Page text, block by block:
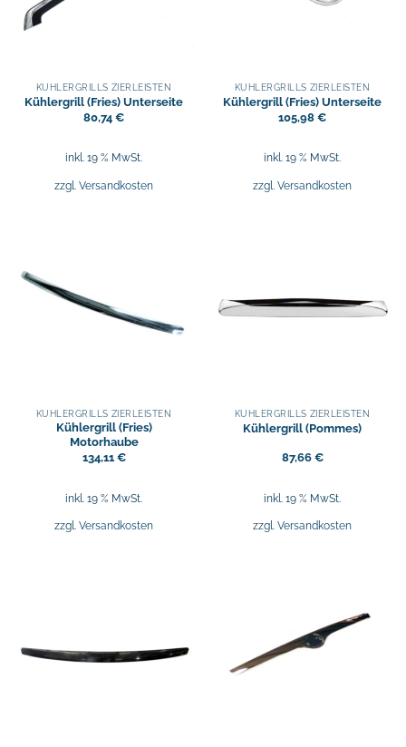
KÜHLERGRILLS ZIERLEISTEN
Kühlergrill (Fries) Unterseite
80,74 €
inkl. 19 % MwSt.
zzgl. Versandkosten
KÜHLERGRILLS ZIERLEISTEN
Kühlergrill (Fries) Unterseite
105,98 €
inkl. 19 % MwSt.
zzgl. Versandkosten
KÜHLERGRILLS ZIERLEISTEN
Kühlergrill (Fries)
Motorhaube
134,11€
inkl. 19 % MwSt.
zzgl. Versandkosten
KÜHLERGRILLS ZIERLEISTEN
Kühlergrill (Pommes)
87,66 €
inkl. 19 % MwSt.
zzgl. Versandkosten